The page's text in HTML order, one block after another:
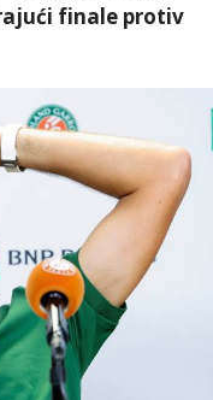
finale protiv